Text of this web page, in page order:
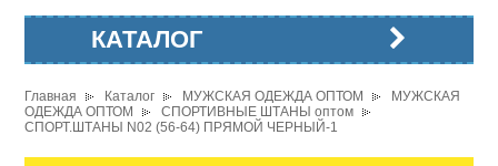
КАТАЛОГ
Главная Каталог МУЖСКАЯ ОДЕЖДА ОПТОМ
МУЖСКАЯ
ОДЕЖДА ОПТОМ
СПОРТИВНЫЕ ШТАНЫ оптом
СПОРТ.ШТАНЫ N02 (56-64) ПРЯМОЙ ЧЕРНЫЙ-1